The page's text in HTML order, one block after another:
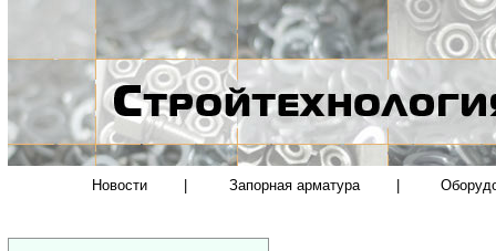
Новости Запорная арматура